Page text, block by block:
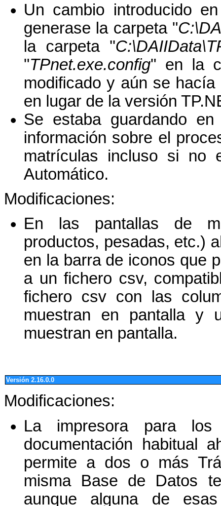
Un cambio introducido
generase la carpeta ''
la carpeta ''
''TPnet.exe.config'' en la
modificado y aún se
en lugar de la versión
Se estaba guardando
información sobre el
matrículas incluso si no
Automático.
Modificaciones:
En las pantallas de
productos, pesadas, etc.)
en la barra de iconos que
a un fichero csv,
fichero csv con las
muestran en pantalla y
muestran en pantalla.
Versión 2.16.0.0
Modificaciones:
La impresora para
documentación habitual
permite a dos o más
misma Base de Datos
aunque alguna de